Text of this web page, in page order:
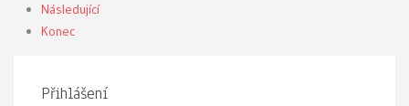
Následující
Konec
Přihlášení